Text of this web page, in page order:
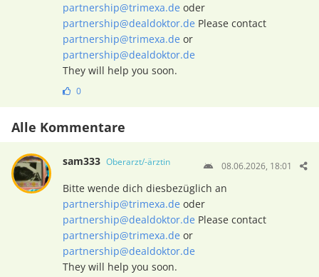
partnership@trimexa.de oder
partnership@dealdoktor.de Please contact
partnership@trimexa.de or
partnership@dealdoktor.de
They will help you soon.
0
Alle Kommentare
sam333 Oberarzt/-ärztin 08.06.2026, 18:01
Bitte wende dich diesbezüglich an
partnership@trimexa.de oder
partnership@dealdoktor.de Please contact
partnership@trimexa.de or
partnership@dealdoktor.de
They will help you soon.